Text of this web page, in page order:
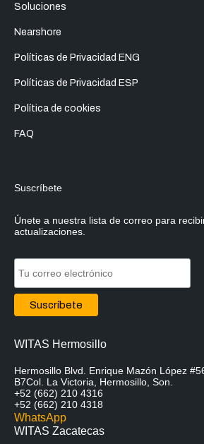
Soluciones
Nearshore
Políticas de Privacidad ENG
Políticas de Privacidad ESP
Política de cookies
FAQ
Suscríbete
Únete a nuestra lista de correo para
actualizaciones.
WITAS Hermosillo
Hermosillo Blvd. Enrique Mazón López
B7Col. La Victoria, Hermosillo, Son.
+52 (662) 210 4316
+52 (662) 210 4318
WhatsApp
WITAS Zacatecas